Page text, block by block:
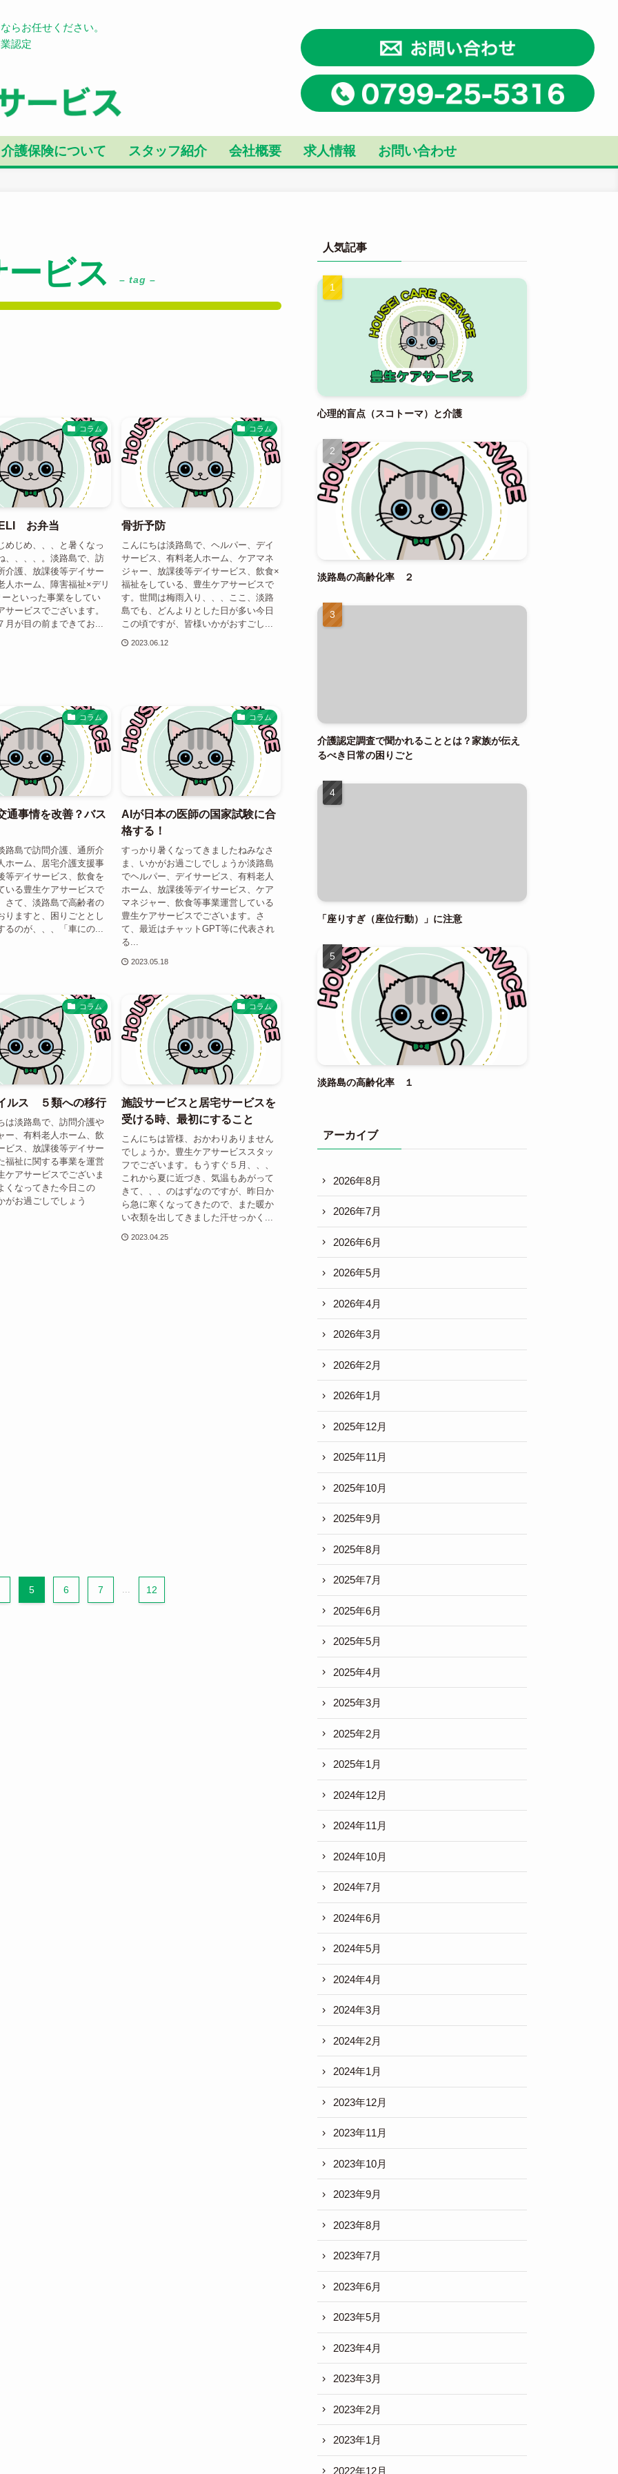
らお任せください。
認定
介護保険について スタッフ紹介 会社概要 求人情報 お問い合わせ
ビス – tag –
コラム
お弁当
めじめ、、、と暑くなっ
、、、、。淡路島で、訪
介護、放課後等デイサー
人ホーム、障害福祉×デリ
といった事業をしてい
サービスでございます。
月が目の前まできてお...
コラム
骨折予防
こんにちは淡路島で、ヘルパー、デイ
サービス、有料老人ホーム、ケアマネ
ジャー、放課後等デイサービス、飲食×
福祉をしている、豊生ケアサービスで
す。世間は梅雨入り、、、ここ、淡路
島でも、どんよりとした日が多い今日
この頃ですが、皆様いかがおすごし...
2023.06.12
コラム
通事情を改善？バス
路島で訪問介護、通所介
ホーム、居宅介護支援事
等デイサービス、飲食を
いる豊生ケアサービスで
さて、淡路島で高齢者の
りますと、困りごととし
るのが、、、「車にの...
コラム
AIが日本の医師の国家試験に合
格する！
すっかり暑くなってきましたねみなさ
ま、いかがお過ごしでしょうか淡路島
でヘルパー、デイサービス、有料老人
ホーム、放課後等デイサービス、ケア
マネジャー、飲食等事業運営している
豊生ケアサービスでございます。さ
て、最近はチャットGPT等に代表され
る...
2023.05.18
コラム
ルス ５類への移行
は淡路島で、訪問介護や
ー、有料老人ホーム、飲
ビス、放課後等デイサー
福祉に関する事業を運営
ケアサービスでございま
くなってきた今日この
がお過ごしでしょう
コラム
施設サービスと居宅サービスを
受ける時、最初にすること
こんにちは皆様、おかわりありません
でしょうか。豊生ケアサービススタッ
フでございます。もうすぐ５月、、、
これから夏に近づき、気温もあがって
きて、、、のはずなのですが、昨日か
ら急に寒くなってきたので、また暖か
い衣類を出してきました汗せっかく...
2023.04.25
5 6 7 ... 12
人気記事
心理的盲点（スコトーマ）と介護
淡路島の高齢化率 ２
介護認定調査で聞かれることとは？家族が伝え
るべき日常の困りごと
「座りすぎ（座位行動）」に注意
淡路島の高齢化率 １
アーカイブ
2026年8月
2026年7月
2026年6月
2026年5月
2026年4月
2026年3月
2026年2月
2026年1月
2025年12月
2025年11月
2025年10月
2025年9月
2025年8月
2025年7月
2025年6月
2025年5月
2025年4月
2025年3月
2025年2月
2025年1月
2024年12月
2024年11月
2024年10月
2024年7月
2024年6月
2024年5月
2024年4月
2024年3月
2024年2月
2024年1月
2023年12月
2023年11月
2023年10月
2023年9月
2023年8月
2023年7月
2023年6月
2023年5月
2023年4月
2023年3月
2023年2月
2023年1月
2022年12月